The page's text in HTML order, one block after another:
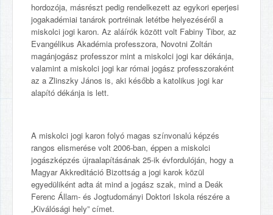
hordozója, másrészt pedig rendelkezett az egykori eperjesi
jogakadémiai tanárok portréinak letétbe helyezéséről a
miskolci jogi karon. Az aláírók között volt Fabiny Tibor, az
Evangélikus Akadémia professzora, Novotni Zoltán
magánjogász professzor mint a miskolci jogi kar dékánja,
valamint a miskolci jogi kar római jogász professzoraként
az a Zlinszky János is, aki később a katolikus jogi kar
alapító dékánja is lett.
A miskolci jogi karon folyó magas színvonalú képzés
rangos elismerése volt 2006-ban, éppen a miskolci
jogászképzés újraalapításának 25-ik évfordulóján, hogy a
Magyar Akkreditáció Bizottság a jogi karok közül
egyedüliként adta át mind a jogász szak, mind a Deák
Ferenc Állam- és Jogtudományi Doktori Iskola részére a
„Kiválósági hely” címet.